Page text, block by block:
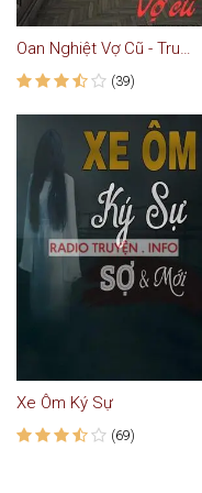
Oan Nghiệt Vợ Cũ - Truyện Ma
(39)
Xe Ôm Ký Sự
(69)